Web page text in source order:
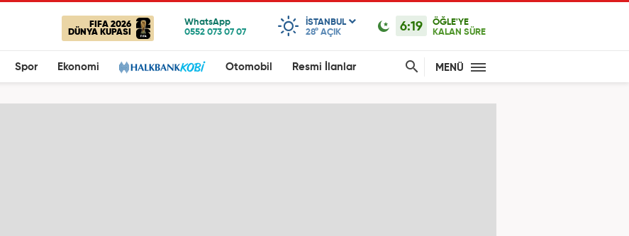
FIFA 2026
DÜNYA KUPASI
ISTANBUL
28° AÇIK 6:19
ÖĞLE'YE
KALAN SÜRE
Spor Ekonomi Otomobil Resmi İlanlar MENÜ